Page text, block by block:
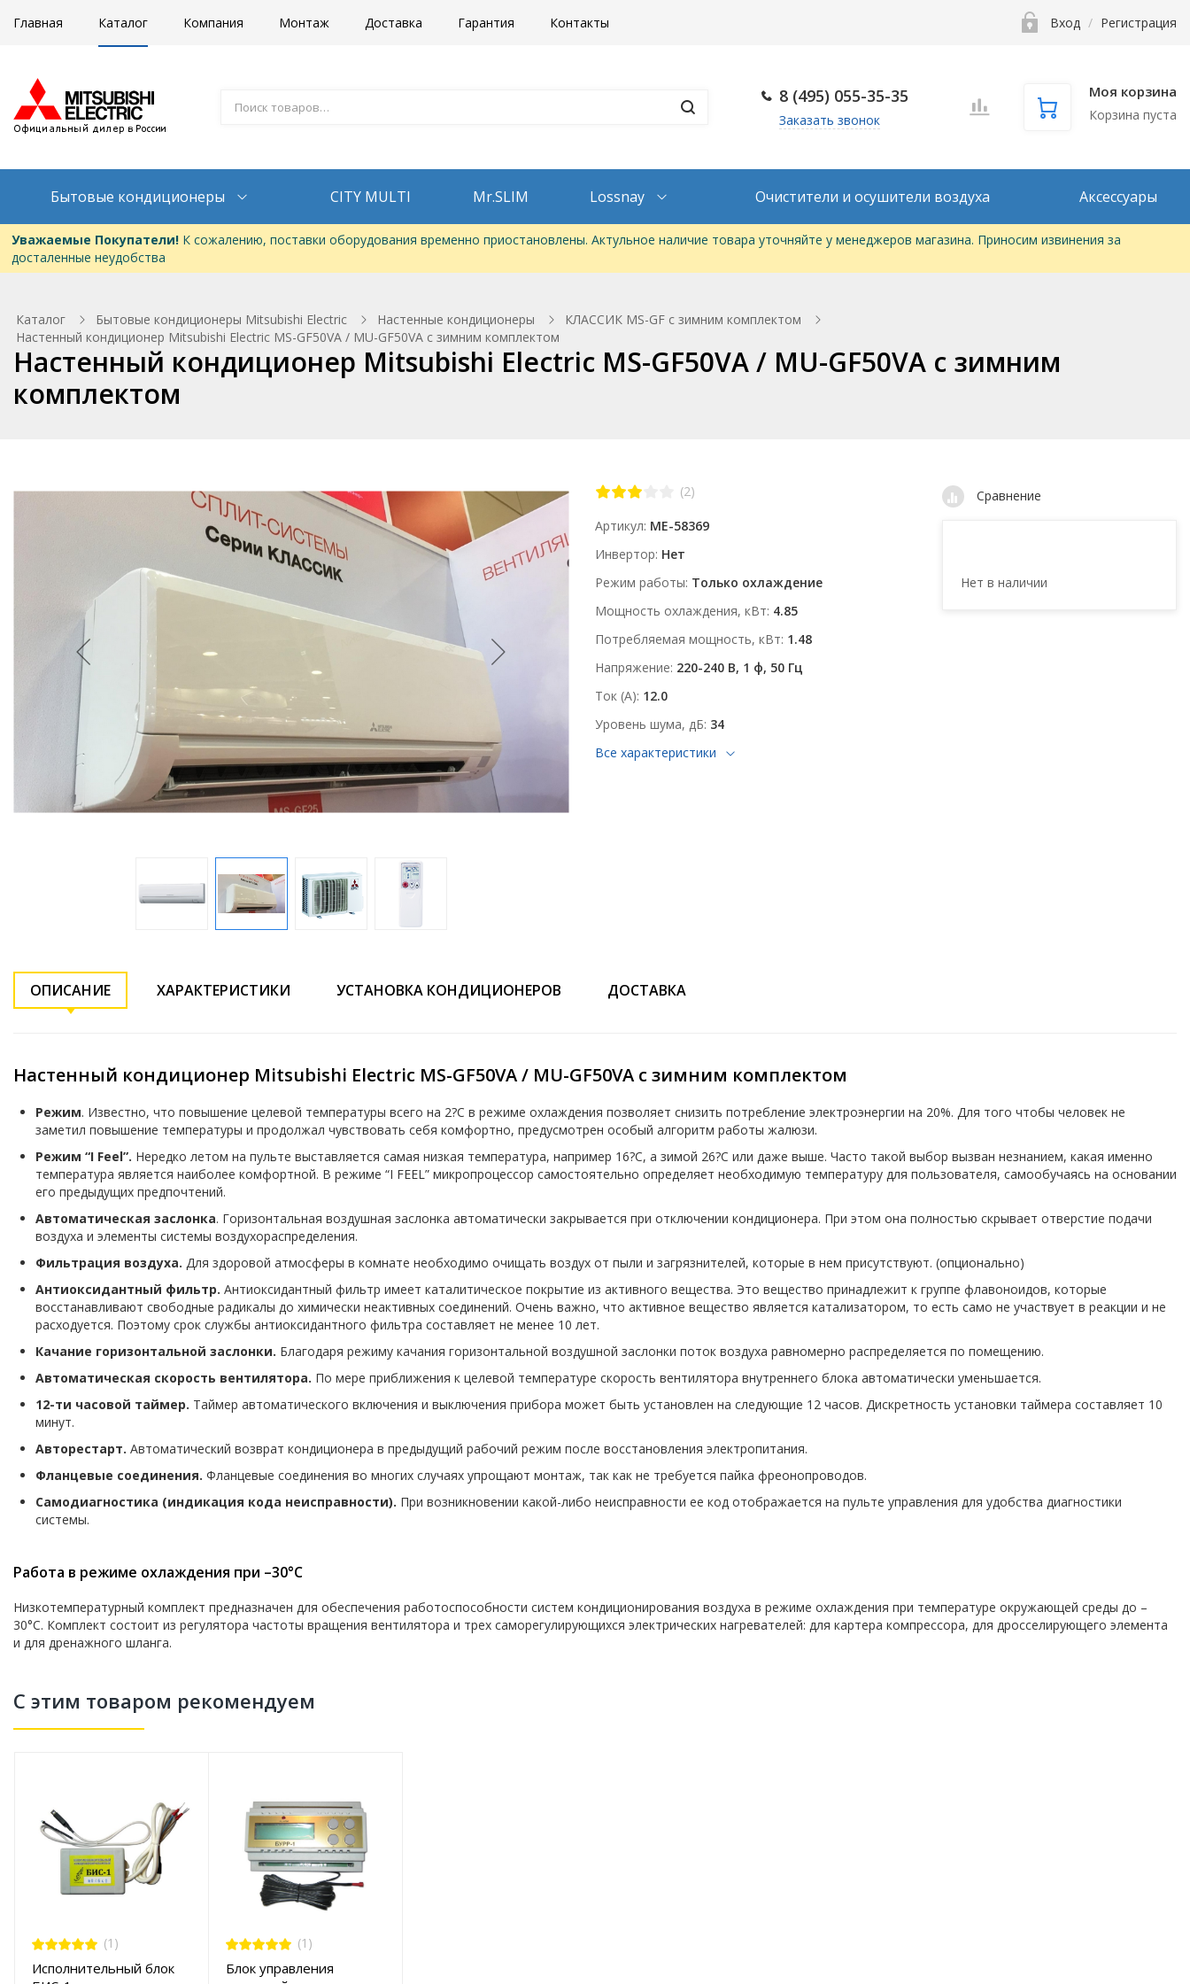
Главная Каталог Компания Монтаж Доставка Гарантия Контакты Вход / Регистрация
8 (495) 055-35-35
Заказать звонок
Моя корзина
Корзина пуста
Бытовые кондиционеры CITY MULTI Mr.SLIM Lossnay Очистители и осушители воздуха Аксессуары
Уважаемые Покупатели!К сожалению, поставки оборудования временно приостановлены. Актульное наличие товара уточняйте у менеджеров магазина. Приносим извинения за
досталенные неудобства
Каталог Бытовые кондиционеры Mitsubishi Electric Настенные кондиционеры
КЛАССИК MS-GF с зимним комплектом
Настенный кондиционер Mitsubishi Electric MS-GF50VA / MU-GF50VA с зимним комплектом
Настенный кондиционер Mitsubishi Electric MS-GF50VA / MU-GF50VA с зимним
комплектом
(2)
Артикул ME-58369
Инвертор Нет
Режим работы Только охлаждение
Мощность охлаждения, кВт 4.85
Потребляемая мощность, кВт 1.48
Напряжение 220-240 В, 1 ф, 50 Гц
Ток (А) 12.0
Уровень шума, дБ 34
Все характеристики
Сравнение
Нет в наличии
ОПИСАНИЕ ХАРАКТЕРИСТИКИ УСТАНОВКА КОНДИЦИОНЕРОВ ДОСТАВКА
Настенный кондиционер Mitsubishi Electric MS-GF50VA / MU-GF50VA с зимним комплектом
Режим. Известно, что повышение целевой температуры всего на 2?C в режиме охлаждения позволяет снизить потребление электроэнергии на 20%. Для того чтобы человек не
заметил повышение температуры и продолжал чувствовать себя комфортно, предусмотрен особый алгоритм работы жалюзи.
Режим “I Feel”. Нередко летом на пульте выставляется самая низкая температура, например 16?С, а зимой 26?С или даже выше. Часто такой выбор вызван незнанием, какая именно
температура является наиболее комфортной. В режиме “I FEEL” микропроцессор самостоятельно определяет необходимую температуру для пользователя, самообучаясь на основании
его предыдущих предпочтений.
Автоматическая заслонка. Горизонтальная воздушная заслонка автоматически закрывается при отключении кондиционера. При этом она полностью скрывает отверстие подачи
воздуха и элементы системы воздухораспределения.
Фильтрация воздуха. Для здоровой атмосферы в комнате необходимо очищать воздух от пыли и загрязнителей, которые в нем присутствуют. (опционально)
Антиоксидантный фильтр. Антиоксидантный фильтр имеет каталитическое покрытие из активного вещества. Это вещество принадлежит к группе флавоноидов, которые
восстанавливают свободные радикалы до химически неактивных соединений. Очень важно, что активное вещество является катализатором, то есть само не участвует в реакции и не
расходуется. Поэтому срок службы антиоксидантного фильтра составляет не менее 10 лет.
Качание горизонтальной заслонки. Благодаря режиму качания горизонтальной воздушной заслонки поток воздуха равномерно распределяется по помещению.
Автоматическая скорость вентилятора. По мере приближения к целевой температуре скорость вентилятора внутреннего блока автоматически уменьшается.
12-ти часовой таймер. Таймер автоматического включения и выключения прибора может быть установлен на следующие 12 часов. Дискретность установки таймера составляет 10
минут.
Авторестарт. Автоматический возврат кондиционера в предыдущий рабочий режим после восстановления электропитания.
Фланцевые соединения. Фланцевые соединения во многих случаях упрощают монтаж, так как не требуется пайка фреонопроводов.
Самодиагностика (индикация кода неисправности). При возникновении какой-либо неисправности ее код отображается на пульте управления для удобства диагностики
системы.
Работа в режиме охлаждения при –30°С
Низкотемпературный комплект предназначен для обеспечения работоспособности систем кондиционирования воздуха в режиме охлаждения при температуре окружающей среды до –
30°С. Комплект состоит из регулятора частоты вращения вентилятора и трех саморегулирующихся электрических нагревателей: для картера компрессора, для дросселирующего элемента
и для дренажного шланга.
С этим товаром рекомендуем
(1)
Исполнительный блок
(1)
Блок управления